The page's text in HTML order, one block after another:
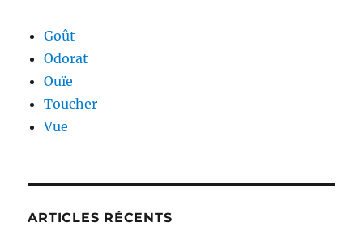
Goût
Odorat
Ouïe
Toucher
Vue
ARTICLES RÉCENTS